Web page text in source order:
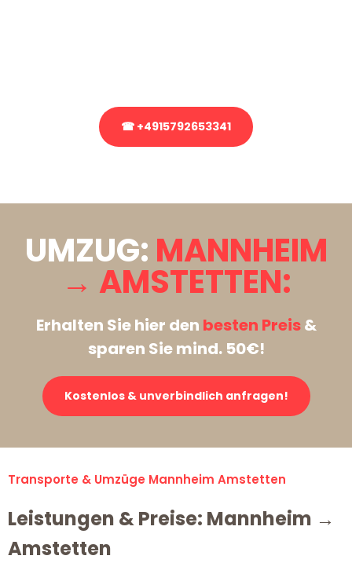
☎ +4915792653341
UMZUG: MANNHEIM
→ AMSTETTEN:
Erhalten Sie hier den besten Preis&
sparen Sie mind. 50€!
Kostenlos & unverbindlich anfragen!
Transporte & Umzüge Mannheim Amstetten
Leistungen & Preise: Mannheim →
Amstetten